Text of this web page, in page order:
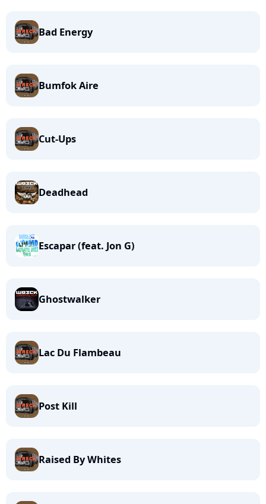
Bad Energy
Bumfok Aire
Cut-Ups
Deadhead
Escapar (feat. Jon G)
Ghostwalker
Lac Du Flambeau
Post Kill
Raised By Whites